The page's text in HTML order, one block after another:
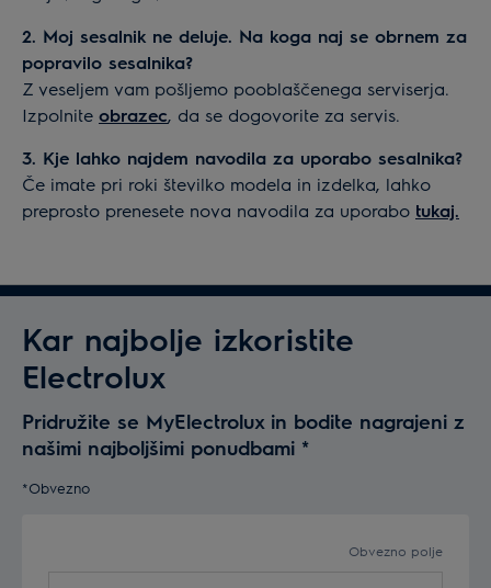
8. Kje lahko najdem navodila za uporabo kuhalne
plošče?
Če imate pri roki številko modela in izdelka, lahko
preprosto prenesete nova navodila za uporabo
hladilnika/zamrzovalnika?
Če težave niste mogli rešiti s pomočjo orodja za
odpravljanje težav, vam z veseljem pošljemo
pooblaščenega serviserja. Izpolniteobrazec, da se
dogovorite za servis.
6. Kje lahko najdem navodila za uporabo
hladilnika/zamrzovalnika?
Če imate pri roki številko modela in izdelka, lahko
nape?
Če imate pri roki številko modela in izdelka, lahko
preprosto prenesete nova navodila za uporabotukaj.
2. Moj sesalnik ne deluje. Na koga naj se obrnem za
popravilo sesalnika?
Z veseljem vam pošljemo pooblaščenega serviserja.
Izpolnite obrazec, da se dogovorite za servis.
3. Kje lahko najdem navodila za uporabo sesalnika?
Če imate pri roki številko modela in izdelka, lahko
preprosto prenesete nova navodila za uporabo tukaj.
Kar najbolje izkoristite
Electrolux
Pridružite se MyElectrolux in bodite nagrajeni z
našimi najboljšimi ponudbami *
*Obvezno
Obvezno polje